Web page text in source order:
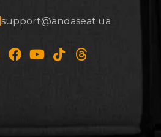
support@andaseat.ua